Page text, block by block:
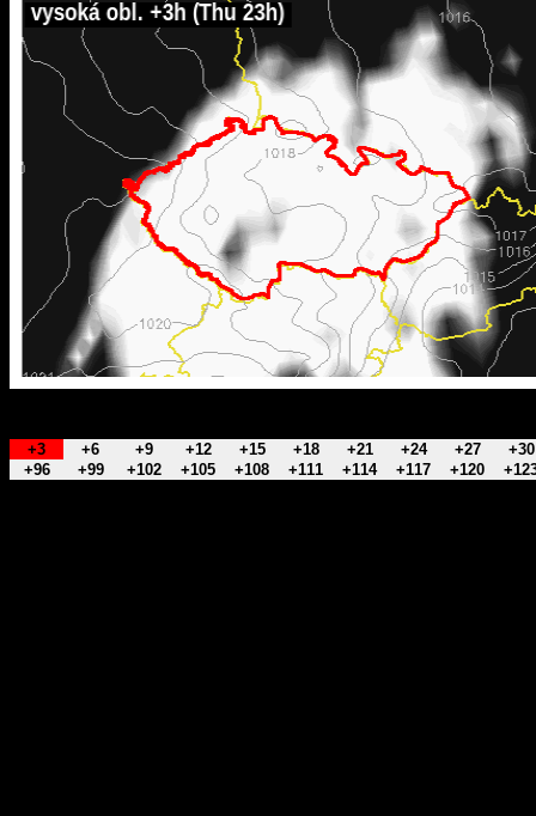
+3 +6 +9 +12 +15 +18 +21 +24 +27
+30
+96
+99 +102 +105 +108 +111 +114 +117 +120